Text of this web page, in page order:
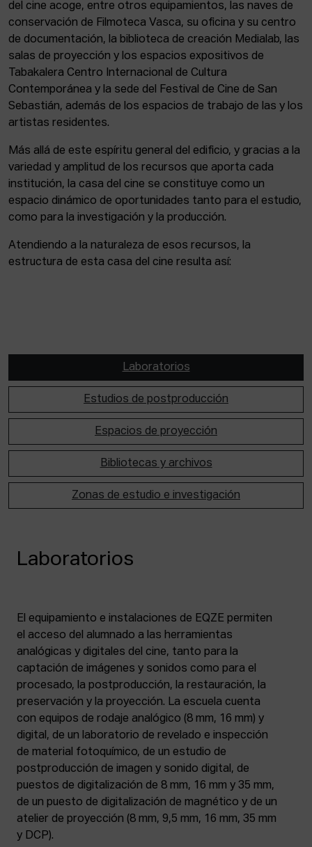
del cine acoge, entre otros equipamientos, las naves de
conservación de Filmoteca Vasca, su oficina y su centro
de documentación, la biblioteca de creación Medialab, las
salas de proyección y los espacios expositivos de
Tabakalera Centro Internacional de Cultura
Contemporánea y la sede del Festival de Cine de San
Sebastián, además de los espacios de trabajo de las y los
artistas residentes.
Más allá de este espíritu general del edificio, y gracias a la
variedad y amplitud de los recursos que aporta cada
institución, la casa del cine se constituye como un
espacio dinámico de oportunidades tanto para el estudio,
como para la investigación y la producción.
Atendiendo a la naturaleza de esos recursos, la
estructura de esta casa del cine resulta así:
Laboratorios
Estudios de postproducción
Espacios de proyección
Bibliotecas y archivos
Zonas de estudio e investigación
Laboratorios
El equipamiento e instalaciones de EQZE permiten
el acceso del alumnado a las herramientas
analógicas y digitales del cine, tanto para la
captación de imágenes y sonidos como para el
procesado, la postproducción, la restauración, la
preservación y la proyección. La escuela cuenta
con equipos de rodaje analógico (8 mm, 16 mm) y
digital, de un laboratorio de revelado e inspección
de material fotoquímico, de un estudio de
postproducción de imagen y sonido digital, de
puestos de digitalización de 8 mm, 16 mm y 35 mm,
de un puesto de digitalización de magnético y de un
atelier de proyección (8 mm, 9,5 mm, 16 mm, 35 mm
y DCP).